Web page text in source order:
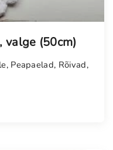
valge (50cm)
, Peapaelad, Rõivad,